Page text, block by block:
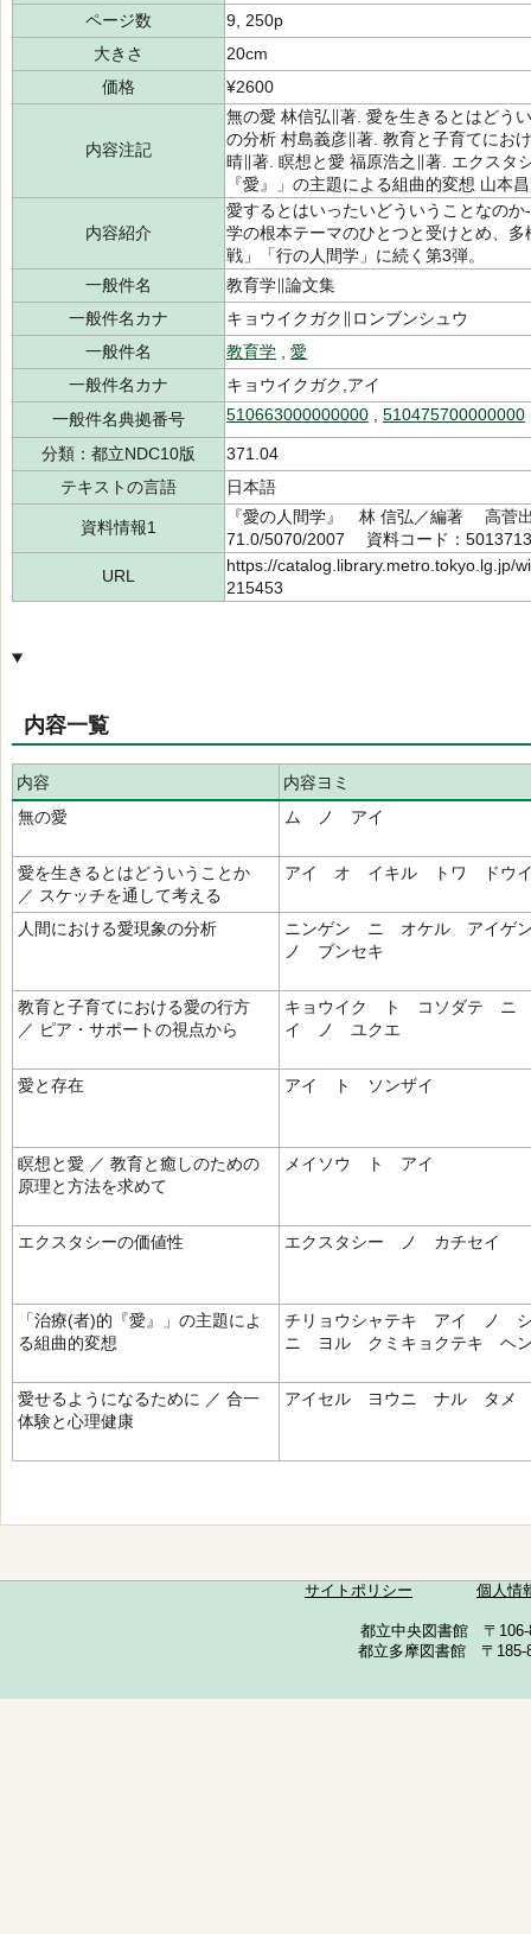
ページ数
9, 250p
大きさ
20cm
価格
¥2600
内容注記
無の愛 林信弘∥著. 愛を生きるとはどう
の分析 村島義彦∥著. 教育と子育てにお
晴∥著. 瞑想と愛 福原浩之∥著. エクスタ
『愛』」の主題による組曲的変想 山本
内容紹介
愛するとはいったいどういうことなの
学の根本テーマのひとつと受けとめ、
戦」「行の人間学」に続く第3弾。
一般件名
教育学∥論文集
一般件名カナ
キョウイクガク∥ロンブンシュウ
一般件名
教育学
愛
一般件名カナ
キョウイクガク,アイ
一般件名典拠番号
510663000000000 510475700000000
分類：都立NDC10版
371.04
テキストの言語
日本語
資料情報1
『愛の人間学』 林 信弘／編著 高
71.0/5070/2007 資料コード：
URL
https://catalog.library.metro.tokyo.lg.jp/
215453
内容一覧
内容
内容ヨミ
無の愛
ム ノ アイ
愛を生きるとはどういうことか
／ スケッチを通して考える
アイ オ イキル トワ ドウ
人間における愛現象の分析
ニンゲン ニ オケル アイゲ
ノ ブンセキ
教育と子育てにおける愛の行方
／ ピア・サポートの視点から
キョウイク ト コソダテ ニ
イ ノ ユクエ
愛と存在 アイ ト ソンザイ
瞑想と愛 ／ 教育と癒しのための
原理と方法を求めて
メイソウ ト アイ
エクスタシーの価値性 エクスタシー ノ カチセイ
「治療(者)的『愛』」の主題によ
る組曲的変想
チリョウシャテキ アイ ノ
ニ ヨル クミキョクテキ ヘ
愛せるようになるために ／ 合一
体験と心理健康
アイセル ヨウニ ナル タメ
サイトポリシー 個人情
都立中央図書館 〒
都立多摩図書館 〒185-